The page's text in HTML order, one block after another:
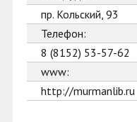
пр. Кольский, 93
Телефон:
8 (8152) 53-57-62
www:
http://murmanlib.ru